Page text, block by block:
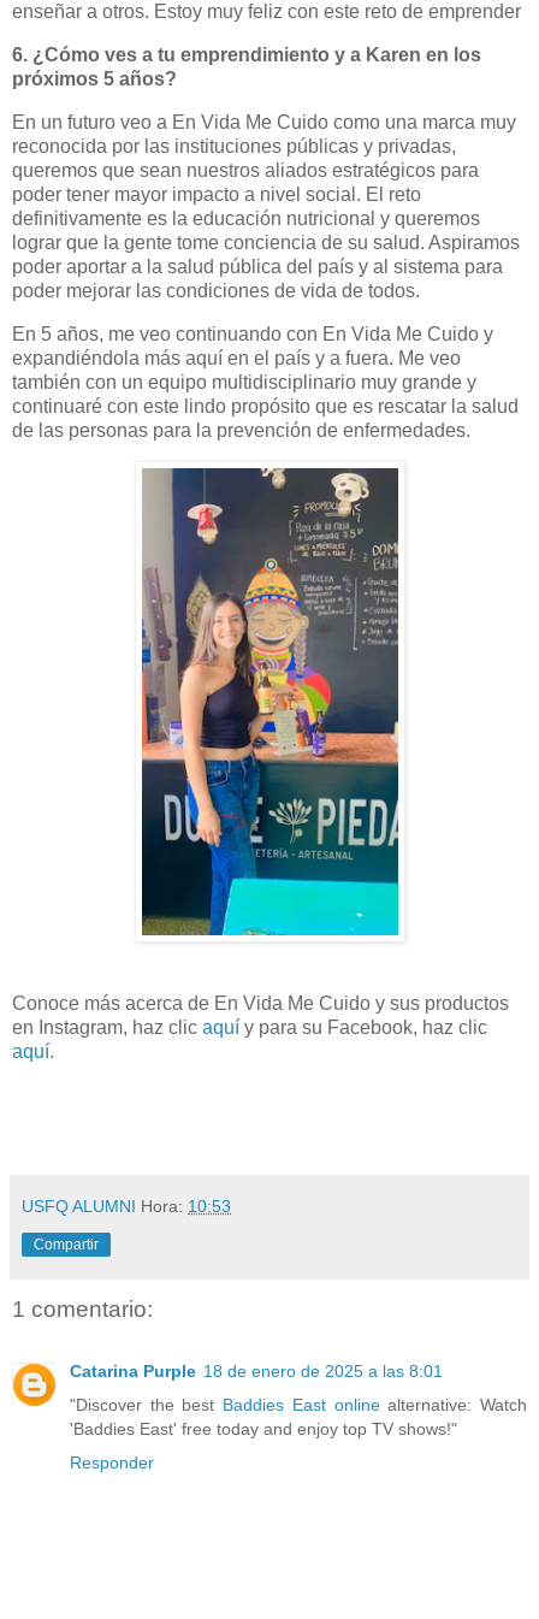
enseñar a otros. Estoy muy feliz con este reto de emprender
6. ¿Cómo ves a tu emprendimiento y a Karen en los
próximos 5 años?
En un futuro veo a En Vida Me Cuido como una marca muy
reconocida por las instituciones públicas y privadas,
queremos que sean nuestros aliados estratégicos para
poder tener mayor impacto a nivel social. El reto
definitivamente es la educación nutricional y queremos
lograr que la gente tome conciencia de su salud. Aspiramos
poder aportar a la salud pública del país y al sistema para
poder mejorar las condiciones de vida de todos.
En 5 años, me veo continuando con En Vida Me Cuido y
expandiéndola más aquí en el país y a fuera. Me veo
también con un equipo multidisciplinario muy grande y
continuaré con este lindo propósito que es rescatar la salud
de las personas para la prevención de enfermedades.
Conoce más acerca de En Vida Me Cuido y sus productos
en Instagram, haz clic aquí y para su Facebook, haz clic
aquí.
USFQ ALUMNI Hora: 10:53
Compartir
1 comentario:
Catarina Purple 18 de enero de 2025 a las 8:01
"Discover the best Baddies East onlinealternative: Watch
'Baddies East' free today and enjoy top TV shows!"
Responder